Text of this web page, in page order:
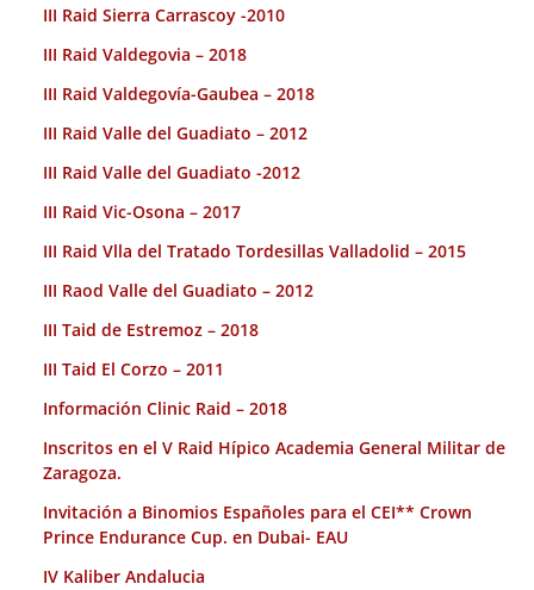
III Raid Sierra Carrascoy -2010
III Raid Valdegovia – 2018
III Raid Valdegovía-Gaubea – 2018
III Raid Valle del Guadiato – 2012
III Raid Valle del Guadiato -2012
III Raid Vic-Osona – 2017
III Raid Vlla del Tratado Tordesillas Valladolid – 2015
III Raod Valle del Guadiato – 2012
III Taid de Estremoz – 2018
III Taid El Corzo – 2011
Información Clinic Raid – 2018
Inscritos en el V Raid Hípico Academia General Militar de
Zaragoza.
Invitación a Binomios Españoles para el CEI** Crown
Prince Endurance Cup. en Dubai- EAU
IV Kaliber Andalucia